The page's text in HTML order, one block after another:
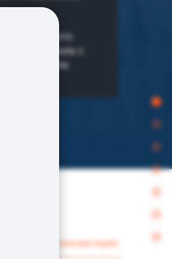
— это
прибыль с
или
получить консультацию